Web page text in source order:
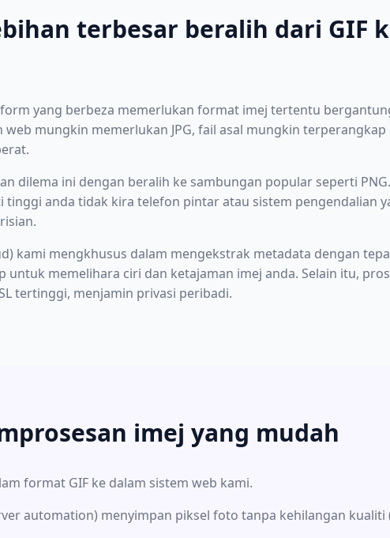
terbesar beralih dari GIF
yang berbeza memerlukan format imej tertentu
web mungkin memerlukan JPG, fail asal mungkin
dilema ini dengan beralih ke sambungan popular seperti
anda tidak kira telefon pintar atau sistem pengendalian
kami mengkhusus dalam mengekstrak metadata dengan
untuk memelihara ciri dan ketajaman imej anda. Selain itu,
tertinggi, menjamin privasi peribadi.
imej yang mudah
format GIF ke dalam sistem web kami.
automation) menyimpan piksel foto tanpa kehilangan kualiti